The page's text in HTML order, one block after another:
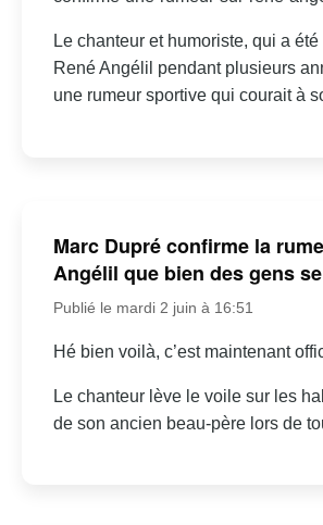
Le chanteur et humoriste, qui a
René Angélil pendant plusieurs
une rumeur sportive qui courait à
Marc Dupré confirme la
Angélil que bien des gens
Publié le mardi 2 juin à 16:51
Hé bien voilà, c’est maintenant
Le chanteur lève le voile sur les
de son ancien beau-père lors de